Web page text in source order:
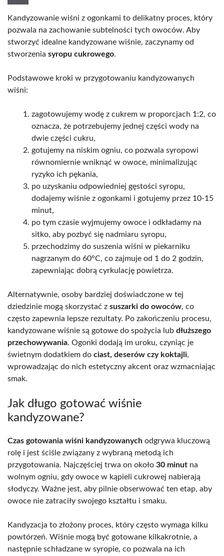
Kandyzowanie wiśni z ogonkami to delikatny proces, który
pozwala na zachowanie subtelności tych owoców. Aby
stworzyć idealne kandyzowane wiśnie, zaczynamy od
stworzenia syropu cukrowego.
Podstawowe kroki w przygotowaniu kandyzowanych
wiśni:
zagotowujemy wodę z cukrem w proporcjach 1:2, co
oznacza, że potrzebujemy jednej części wody na
dwie części cukru,
gotujemy na niskim ogniu, co pozwala syropowi
równomiernie wniknąć w owoce, minimalizując
ryzyko ich pękania,
po uzyskaniu odpowiedniej gęstości syropu,
dodajemy wiśnie z ogonkami i gotujemy przez 10-15
minut,
po tym czasie wyjmujemy owoce i odkładamy na
sitko, aby pozbyć się nadmiaru syropu,
przechodzimy do suszenia wiśni w piekarniku
nagrzanym do 60°C, co zajmuje od 1 do 2 godzin,
zapewniając dobrą cyrkulację powietrza.
Alternatywnie, osoby bardziej doświadczone w tej
dziedzinie mogą skorzystać z suszarki do owoców, co
często zapewnia lepsze rezultaty. Po zakończeniu procesu,
kandyzowane wiśnie są gotowe do spożycia lub dłuższego
przechowywania. Ogonki dodają im uroku, czyniąc je
świetnym dodatkiem do ciast, deserów czy koktajli,
wprowadzając do nich estetyczny akcent oraz wzmacniając
smak.
Jak długo gotować wiśnie
kandyzowane?
Czas gotowania wiśni kandyzowanych odgrywa kluczową
rolę i jest ściśle związany z wybraną metodą ich
przygotowania. Najczęściej trwa on około 30 minut na
wolnym ogniu, gdy owoce w kąpieli cukrowej nabierają
słodyczy. Ważne jest, aby pilnie obserwować ten etap, aby
owoce nie zatraciły swojego kształtu i smaku.
Kandyzacja to złożony proces, który często wymaga kilku
powtórzeń. Wiśnie mogą być gotowane kilkakrotnie, a
następnie schładzane w syropie, co pozwala na ich